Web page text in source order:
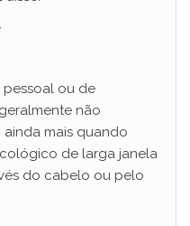
ou de
não
mais quando
de larga janela
do cabelo ou pelo